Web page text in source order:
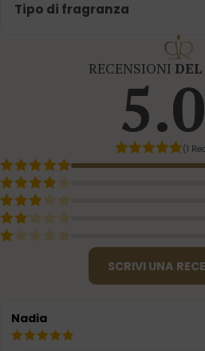
Tipo di fragranza
RECENSIONI
(1
SCRIVI UNA
Nadia